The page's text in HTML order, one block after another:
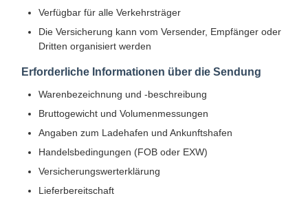
Verfügbar für alle Verkehrsträger
Die Versicherung kann vom Versender, Empfänger oder
Dritten organisiert werden
Erforderliche Informationen über die Sendung
Warenbezeichnung und -beschreibung
Bruttogewicht und Volumenmessungen
Angaben zum Ladehafen und Ankunftshafen
Handelsbedingungen (FOB oder EXW)
Versicherungswerterklärung
Lieferbereitschaft